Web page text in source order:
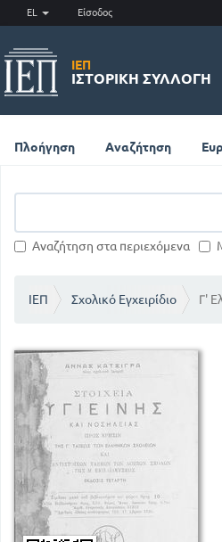
EL Είσοδος
ΙΕΠ
ΙΣΤΟΡΙΚΉ ΣΥΛΛΟΓΉ
Πλοήγηση Αναζήτηση
Αναζήτηση στα περιεχόμενα
ΙΕΠ Σχολικό Εγχειρίδιο Γ'